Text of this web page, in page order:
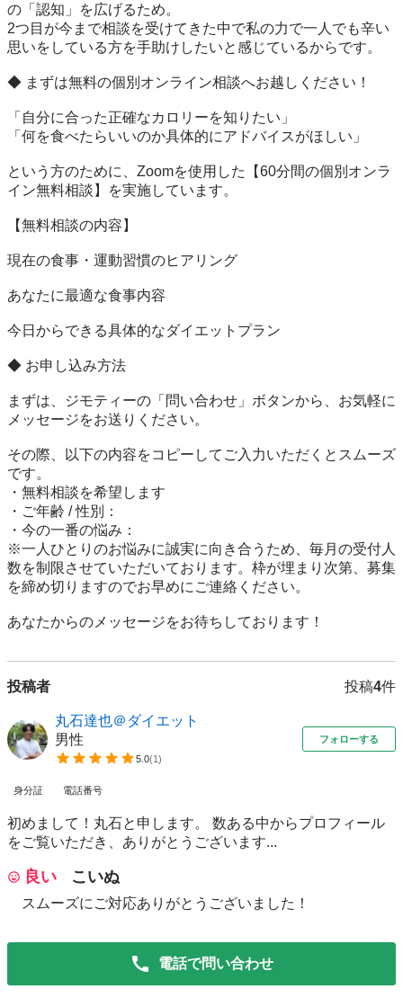
の「認知」を広げるため。
2つ目が今まで相談を受けてきた中で私の力で一人でも辛い
思いをしている方を手助けしたいと感じているからです。
◆ まずは無料の個別オンライン相談へお越しください！
「自分に合った正確なカロリーを知りたい」
「何を食べたらいいのか具体的にアドバイスがほしい」
という方のために、Zoomを使用した【60分間の個別オンラ
イン無料相談】を実施しています。
【無料相談の内容】
現在の食事・運動習慣のヒアリング
あなたに最適な食事内容
今日からできる具体的なダイエットプラン
◆ お申し込み方法
まずは、ジモティーの「問い合わせ」ボタンから、お気軽に
メッセージをお送りください。
その際、以下の内容をコピーしてご入力いただくとスムーズ
です。
・無料相談を希望します
・ご年齢 / 性別：
・今の一番の悩み：
※一人ひとりのお悩みに誠実に向き合うため、毎月の受付人
数を制限させていただいております。枠が埋まり次第、募集
を締め切りますのでお早めにご連絡ください。
あなたからのメッセージをお待ちしております！
投稿者 投稿4件
丸石達也＠ダイエット
男性
5.0(1)
フォローする
身分証 電話番号
初めまして！丸石と申します。 数ある中からプロフィール
をご覧いただき、ありがとうございます...
良い こいぬ
スムーズにご対応ありがとうございました！
電話で問い合わせ